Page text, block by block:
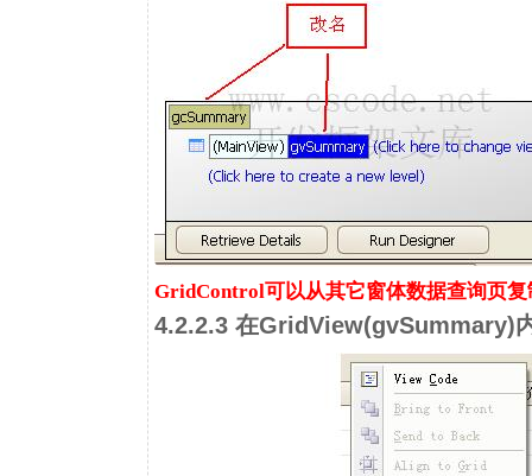
GridControl可以从其它窗体数据查询页
4.2.2.3 在GridView(gvSummary)